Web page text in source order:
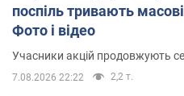
поспіль тривають
Фото і відео
Учасники акцій продовжують
7.08.2026 22:22 2,2 т.